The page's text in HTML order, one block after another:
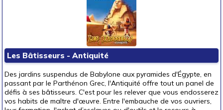
Les Bâtisseurs - Antiquité
Des jardins suspendus de Babylone aux pyramides d'Égypte, en
passant par le Parthénon Grec, l'Antiquité offre tout un panel de
défis à ses bâtisseurs. C'est pour les relever que vous endosserez
vos habits de maître d'œuvre. Entre l'embauche de vos ouvriers,